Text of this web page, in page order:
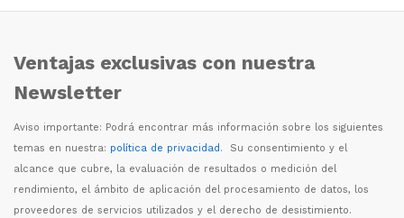
Ventajas exclusivas con nuestra
Newsletter
Aviso importante: Podrá encontrar más información sobre los siguientes
temas en nuestra: política de privacidad. Su consentimiento y el
alcance que cubre, la evaluación de resultados o medición del
rendimiento, el ámbito de aplicación del procesamiento de datos, los
proveedores de servicios utilizados y el derecho de desistimiento.